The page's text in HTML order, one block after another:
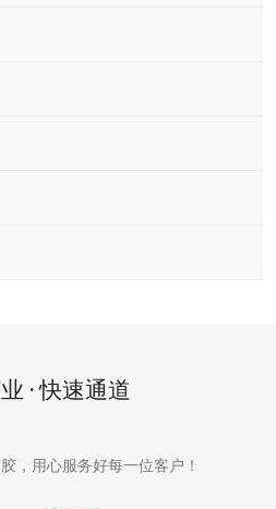
· 快速通道
，用心服务好每一位客户！